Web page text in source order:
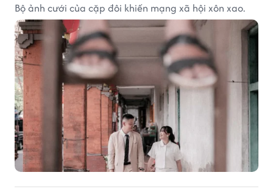
Bộ ảnh cưới của cặp đôi khiến mạng xã hội xôn xao.